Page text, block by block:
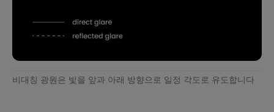
비대칭 광원은 빛을 앞과 아래 방향으로 일정 각도로 유도합니다